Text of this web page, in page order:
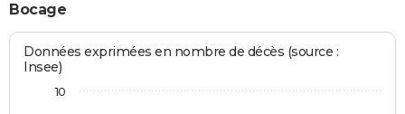
Bocage
Données exprimées en nombre de décès (source :
Insee)
10